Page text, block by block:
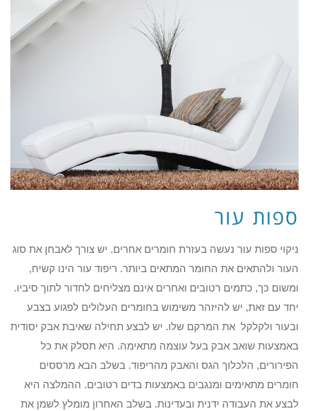
ספות עור
ניקוי ספות עור נעשה בעזרת חומרים אחרים. יש צורך לאבחן את סוג
העור ולהתאים את החומר המתאים ביותר. ריפוד עור הינו קשיח,
ומשום כך, כתמים רטובים ואחרים אינם מצליחים לחדור לתוך סיביו.
יחד עם זאת, יש להיזהר משימוש בחומרים העלולים לפגוע בצבע
ובעור ולקלקל את המרקם שלו. יש לבצע תחילה שאיבת אבק יסודית
באמצעות שואב אבק בעל עוצמה מתאימה. היא תסלק את כל
הפירורים, הלכלוך הגס והאבק מהריפוד. בשלב הבא מרססים
חומרים מתאימים ומנגבים באמצעות בדים רטובים. ההמלצה היא
לבצע את העבודה ידנית ובעדינות. בשלב האחרון מומלץ לשמן את